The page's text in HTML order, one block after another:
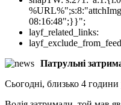
08:16:48";}}";
layf_related_links:
Патрульні
Сьогодні, близько 4